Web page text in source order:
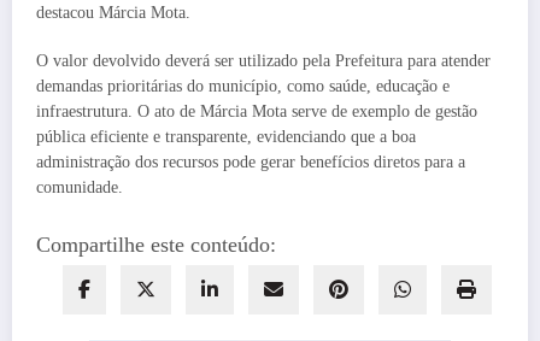
destacou Márcia Mota.
O valor devolvido deverá ser utilizado pela Prefeitura para atender
demandas prioritárias do município, como saúde, educação e
infraestrutura. O ato de Márcia Mota serve de exemplo de gestão
pública eficiente e transparente, evidenciando que a boa
administração dos recursos pode gerar benefícios diretos para a
comunidade.
Compartilhe este conteúdo: